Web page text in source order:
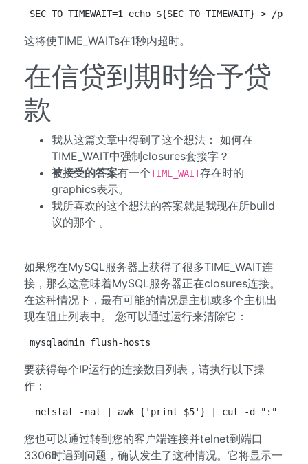
SEC_TO_TIMEWAIT=1 echo ${SEC_TO_TIMEWAIT}
这将使TIME_WAITs在1秒内超时。
在信贷到期时给予贷
款
我从这篇文章中得到了这个想法： 如何在
TIME_WAIT中强制closures套接字？
被接受的答案有一个TIME_WAIT存在时的
graphics表示。
我所喜欢的这个想法的答案就是我现在所build
议的那个 。
如果您在MySQL服务器上获得了很多TIME_WAIT连
接，那么这意味着MySQL服务器正在closures连接。
在这种情况下，最有可能的情况是主机或多个主机出
现在阻止列表中。 您可以通过运行来清除它：
mysqladmin flush-hosts
要获得每个IP运行的连接数目列表，请执行以下操
作：
netstat -nat | awk {'print $5'} | cut -d ":" -f1
您也可以通过转到您的客户端连接并telnet到端口
3306时遇到问题，确认发生了这种情况。它将显示一